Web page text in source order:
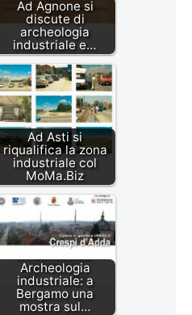
Ad Agnone si
discute di
archeologia
industriale e…
Ad Asti si
riqualifica la zona
industriale col
MoMa.Biz
Archeologia
industriale: a
Bergamo una
mostra sul…